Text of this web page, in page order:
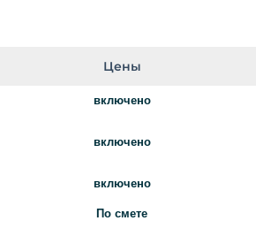
Цены
включено
включено
включено
По смете